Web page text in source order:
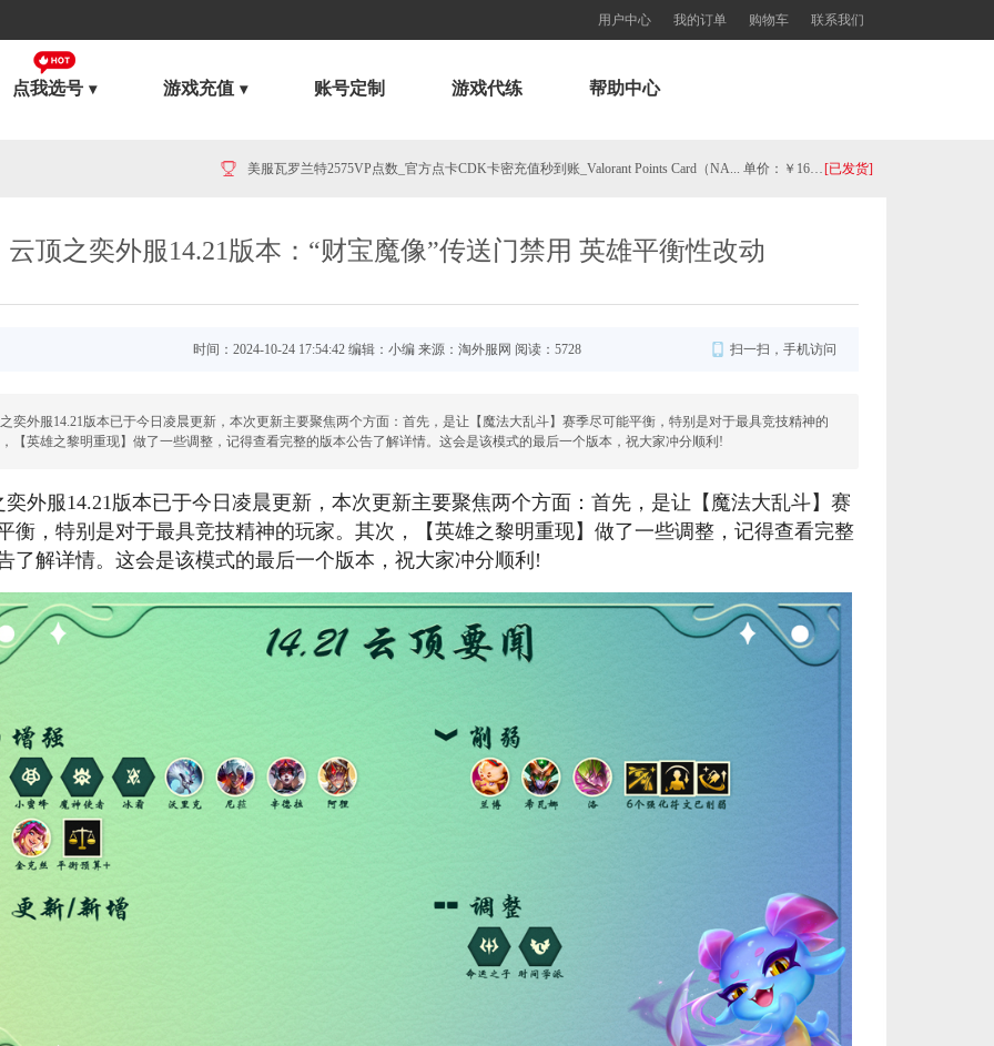
用户中心 我的订单 购物车 联系我们
点我选号 游戏充值 账号定制 游戏代练 帮助中心
美服瓦罗兰特2575VP点数_官方点卡CDK卡密充值秒到账_Valorant Points Card（NA... 单价：￥160.56 [已发货]
美服英雄联盟1680RP点券_官方点卡CDK卡密充值秒到账_LOL RP Card（NA）... 单价：￥89.55[已发货]
美服英雄联盟1240RP点券_官方点卡CDK卡密充值秒到账_LOL RP Card（NA）... 单价：￥64.68[已发货]
西欧服（EU West）英雄联盟385RP点券_官方点卡CDK卡密充值秒到账_LOL RP Card... 单价：￥22.56 [已发货]
【纯净全新】（可直接排位）英雄联盟美服30级以上账号，20英雄 20000+蓝色精粹（金币），已经打完10... 单价：￥99[交易成功]
【老号不封-纯净全新】英雄联盟美服30级以上账号，140000+蓝色精粹（金币），英文登录账号简洁好记、支... 单价：￥149 [交易成功]
欧服瓦罗兰特2450VP点数_官方点卡CDK卡密充值秒到账_Valorant Points Card（EU... 单价：￥157.21 [已发货]
云顶之奕外服14.21版本：“财宝魔像”传送门禁用 英雄平衡性改动
时间：2024-10-24 17:54:42 编辑：小编 来源：淘外服网 阅读：5728 扫一扫，手机访问
奕外服14.21版本已于今日凌晨更新，本次更新主要聚焦两个方面：首先，是让【魔法大乱斗】赛季尽可能平衡，特别是对于最具竞技精神的
【英雄之黎明重现】做了一些调整，记得查看完整的版本公告了解详情。这会是该模式的最后一个版本，祝大家冲分顺利!
奕外服14.21版本已于今日凌晨更新，本次更新主要聚焦两个方面：首先，是让【魔法大乱斗】赛
衡，特别是对于最具竞技精神的玩家。其次，【英雄之黎明重现】做了一些调整，记得查看完整
了解详情。这会是该模式的最后一个版本，祝大家冲分顺利!